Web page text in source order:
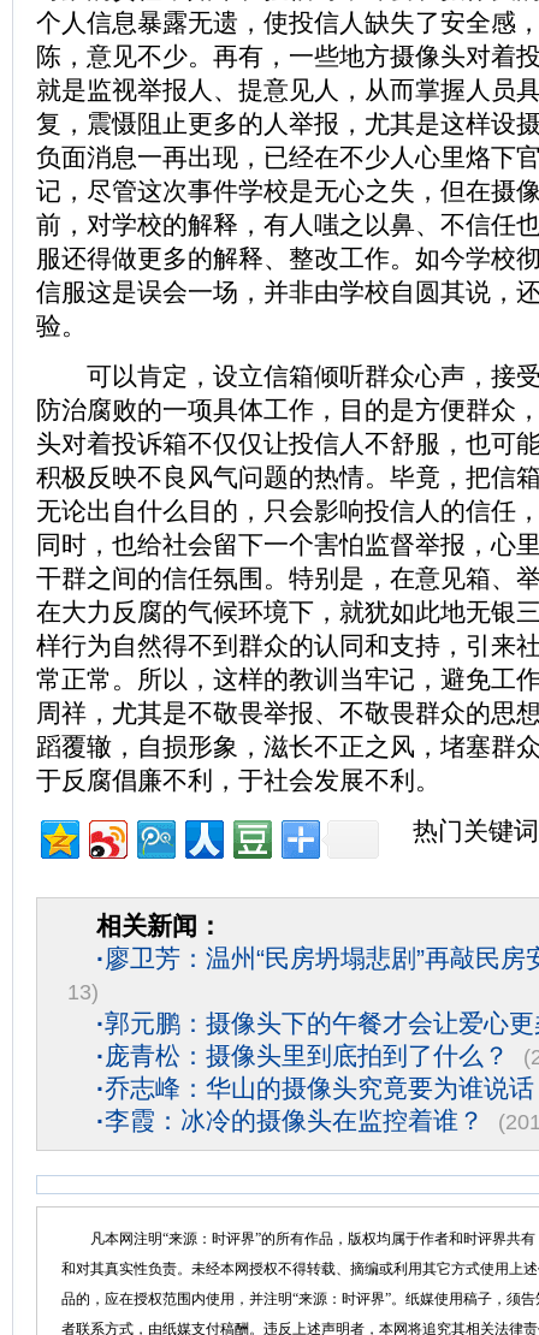
个人信息暴露无遗，使投信人缺失了安全感
陈，意见不少。再有，一些地方摄像头对着
就是监视举报人、提意见人，从而掌握人员
复，震慑阻止更多的人举报，尤其是这样设
负面消息一再出现，已经在不少人心里烙下
记，尽管这次事件学校是无心之失，但在摄
前，对学校的解释，有人嗤之以鼻、不信任
服还得做更多的解释、整改工作。如今学校
信服这是误会一场，并非由学校自圆其说，
验。
可以肯定，设立信箱倾听群众心声，接
防治腐败的一项具体工作，目的是方便群众
头对着投诉箱不仅仅让投信人不舒服，也可
积极反映不良风气问题的热情。毕竟，把信
无论出自什么目的，只会影响投信人的信任
同时，也给社会留下一个害怕监督举报，心
干群之间的信任氛围。特别是，在意见箱、
在大力反腐的气候环境下，就犹如此地无银
样行为自然得不到群众的认同和支持，引来
常正常。所以，这样的教训当牢记，避免工
周祥，尤其是不敬畏举报、不敬畏群众的思
蹈覆辙，自损形象，滋长不正之风，堵塞群
于反腐倡廉不利，于社会发展不利。
热门关键
相关新闻：
·廖卫芳：温州“民房坍塌悲剧”再敲民房
13)
·郭元鹏：摄像头下的午餐才会让爱心
·庞青松：摄像头里到底拍到了什么？
·乔志峰：华山的摄像头究竟要为谁说
·李霞：冰冷的摄像头在监控着谁？
凡本网注明“来源：时评界”的所有作品，版权均属于作者和时评界共有
和对其真实性负责。未经本网授权不得转载、摘编或利用其它方式使用上
品的，应在授权范围内使用，并注明“来源：时评界”。纸媒使用稿子，须
者联系方式，由纸媒支付稿酬。违反上述声明者，本网将追究其相关法律